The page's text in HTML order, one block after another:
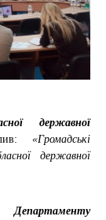
державної
«Громадські
державної